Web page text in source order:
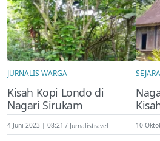
JURNALIS WARGA
Kisah Kopi Londo di
Nagari Sirukam
4 Juni 2023 | 08:21 Jurnalistravel 10